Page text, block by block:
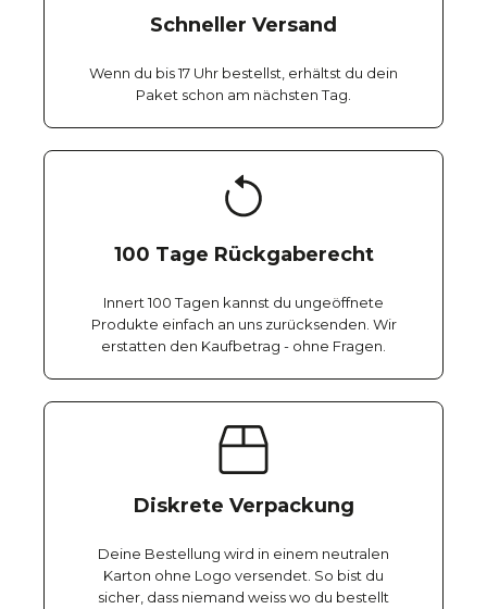
Schneller Versand
Wenn du bis 17 Uhr bestellst, erhältst du dein
Paket schon am nächsten Tag.
100 Tage Rückgaberecht
Innert 100 Tagen kannst du ungeöffnete
Produkte einfach an uns zurücksenden. Wir
erstatten den Kaufbetrag - ohne Fragen.
Diskrete Verpackung
Deine Bestellung wird in einem neutralen
Karton ohne Logo versendet. So bist du
sicher, dass niemand weiss wo du bestellt